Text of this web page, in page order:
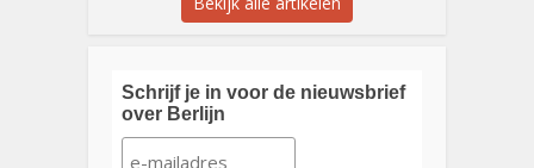
Schrijf je in voor de nieuwsbrief
over Berlijn